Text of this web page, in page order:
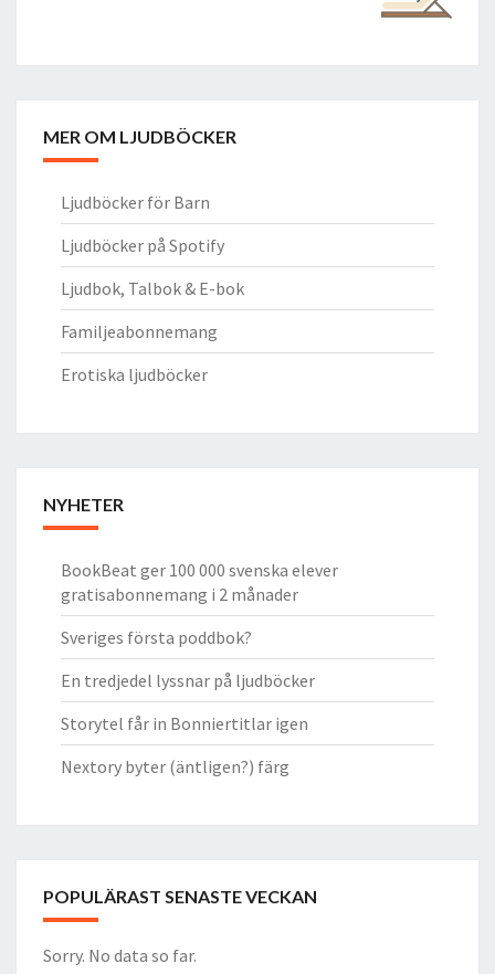
MER OM LJUDBÖCKER
Ljudböcker för Barn
Ljudböcker på Spotify
Ljudbok, Talbok & E-bok
Familjeabonnemang
Erotiska ljudböcker
NYHETER
BookBeat ger 100 000 svenska elever
gratisabonnemang i 2 månader
Sveriges första poddbok?
En tredjedel lyssnar på ljudböcker
Storytel får in Bonniertitlar igen
Nextory byter (äntligen?) färg
POPULÄRAST SENASTE VECKAN
Sorry. No data so far.